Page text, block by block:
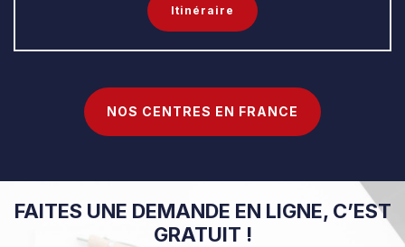
Itinéraire
NOS CENTRES EN FRANCE
FAITES UNE DEMANDE EN LIGNE, C’EST
GRATUIT !